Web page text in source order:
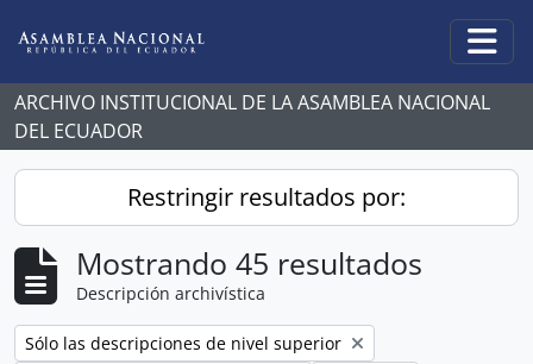
ARCHIVO INSTITUCIONAL DE LA ASAMBLEA NACIONAL
DEL ECUADOR
Restringir resultados por:
Mostrando 45 resultados
Descripción archivística
Remove filter:
Sólo las descripciones de nivel superior